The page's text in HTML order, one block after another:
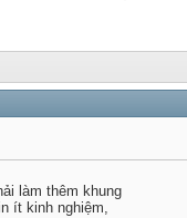
làm thêm khung
ít kinh nghiệm,